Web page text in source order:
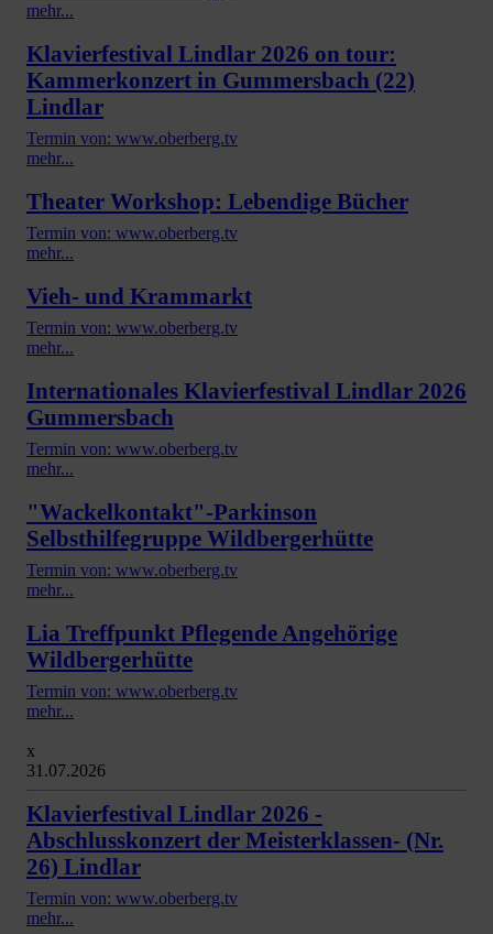
mehr...
Klavierfestival Lindlar 2026 on tour:
Kammerkonzert in Gummersbach (22)
Lindlar
Termin von: www.oberberg.tv
mehr...
Theater Workshop: Lebendige Bücher
Termin von: www.oberberg.tv
mehr...
Vieh- und Krammarkt
Termin von: www.oberberg.tv
mehr...
Internationales Klavierfestival Lindlar 2026
Gummersbach
Termin von: www.oberberg.tv
mehr...
"Wackelkontakt"-Parkinson
Selbsthilfegruppe Wildbergerhütte
Termin von: www.oberberg.tv
mehr...
Lia Treffpunkt Pflegende Angehörige
Wildbergerhütte
Termin von: www.oberberg.tv
mehr...
x
31.07.2026
Klavierfestival Lindlar 2026 -
Abschlusskonzert der Meisterklassen- (Nr.
26) Lindlar
Termin von: www.oberberg.tv
mehr...